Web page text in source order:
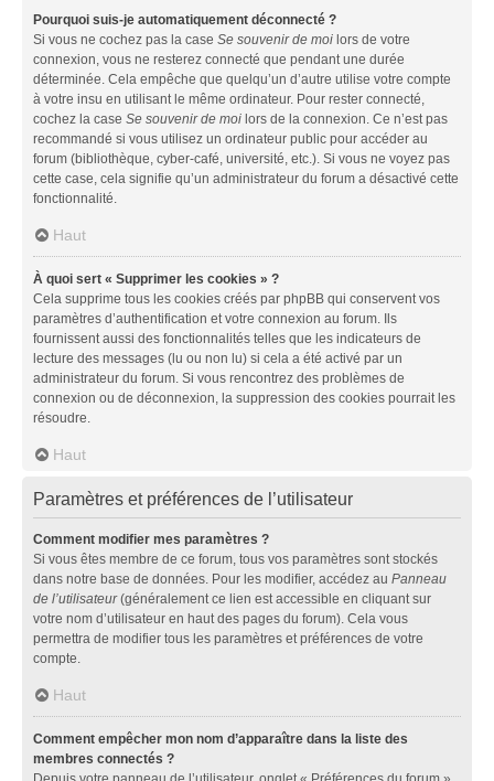
Pourquoi suis-je automatiquement déconnecté ?
Si vous ne cochez pas la case Se souvenir de moi lors de votre
connexion, vous ne resterez connecté que pendant une durée
déterminée. Cela empêche que quelqu’un d’autre utilise votre compte
à votre insu en utilisant le même ordinateur. Pour rester connecté,
cochez la case Se souvenir de moi lors de la connexion. Ce n’est pas
recommandé si vous utilisez un ordinateur public pour accéder au
forum (bibliothèque, cyber-café, université, etc.). Si vous ne voyez pas
cette case, cela signifie qu’un administrateur du forum a désactivé cette
fonctionnalité.
Haut
À quoi sert « Supprimer les cookies » ?
Cela supprime tous les cookies créés par phpBB qui conservent vos
paramètres d’authentification et votre connexion au forum. Ils
fournissent aussi des fonctionnalités telles que les indicateurs de
lecture des messages (lu ou non lu) si cela a été activé par un
administrateur du forum. Si vous rencontrez des problèmes de
connexion ou de déconnexion, la suppression des cookies pourrait les
résoudre.
Haut
Paramètres et préférences de l’utilisateur
Comment modifier mes paramètres ?
Si vous êtes membre de ce forum, tous vos paramètres sont stockés
dans notre base de données. Pour les modifier, accédez au Panneau
de l’utilisateur(généralement ce lien est accessible en cliquant sur
votre nom d’utilisateur en haut des pages du forum). Cela vous
permettra de modifier tous les paramètres et préférences de votre
compte.
Haut
Comment empêcher mon nom d’apparaître dans la liste des
membres connectés ?